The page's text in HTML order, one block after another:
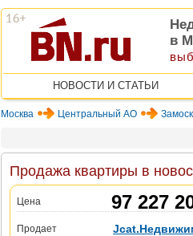
в
НОВОСТИ И СТАТЬИ
Москва Центральный АО
Продажа квартиры в
Цена 97 227
Продает